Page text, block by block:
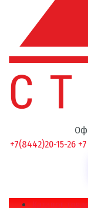
+7(8442)20-15-26
Каталог